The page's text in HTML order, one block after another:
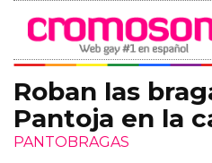
Roban las
Pantoja en la
PANTOBRAGAS